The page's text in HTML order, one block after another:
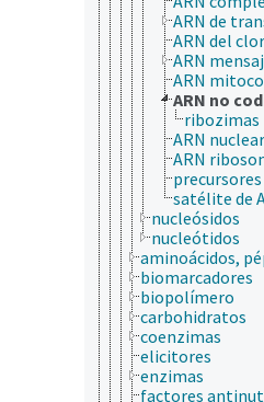
ARN de
ARN del
ARN
ARN
ARN no
ribozimas
ARN
ARN
precursores
satélite de
nucleósidos
nucleótidos
aminoácidos,
biomarcadores
biopolímero
carbohidratos
coenzimas
elicitores
enzimas
factores